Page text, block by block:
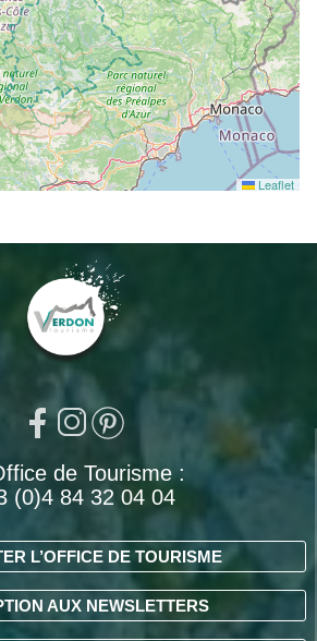
Leaflet
de Tourisme :
(0)4 84 32 04 04
L’OFFICE DE TOURISME
AUX NEWSLETTERS